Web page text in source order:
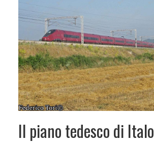
Il piano tedesco di Italo